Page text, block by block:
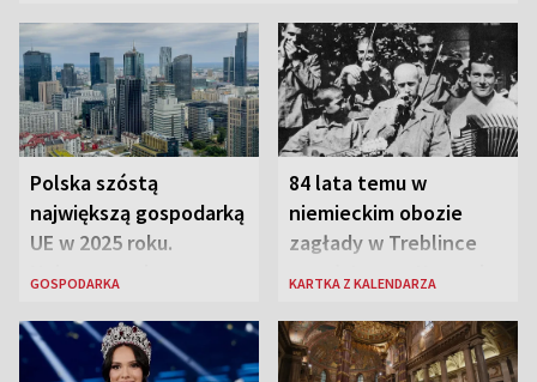
Polska szóstą
największą gospodarką
UE w 2025 roku.
Najnowsze dane
GOSPODARKA
84 lata temu w
niemieckim obozie
zagłady w Treblince
zmarł Janusz Korczak
KARTKA Z KALENDARZA